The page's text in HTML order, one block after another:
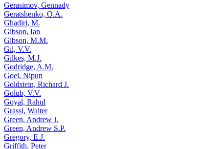
Gerasimov, Gennady
Geratshenko, O.A.
Ghadiri, M.
Gibson, Ian
Gibson, M.M.
Gil, V.V.
Gilkes, M.J.
Godridge, A.M.
Goel, Nipun
Goldstein, Richard J.
Golub, V.V.
Goyal, Rahul
Grassi, Walter
Green, Andrew J.
Green, Andrew S.P.
Gregory, E.J.
Griffith, Peter